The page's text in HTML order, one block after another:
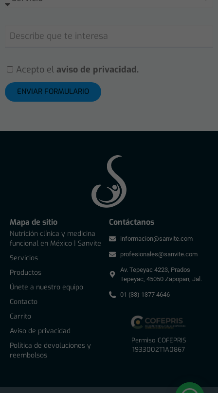
Acepto el aviso de privacidad.
ENVIAR FORMULARIO
Mapa de sitio
Nutrición clínica y medicina
funcional en México | Sanvite
Servicios
Productos
Únete a nuestro equipo
Contacto
Carrito
Aviso de privacidad
Política de devoluciones y
reembolsos
Contáctanos
informacion@sanvite.com
profesionales@sanvite.com
Av. Tepeyac 4223, Prados
Tepeyac, 45050 Zapopan, Jal.
01 (33) 1377 4646
Permiso COFEPRIS
1933002T1A0867